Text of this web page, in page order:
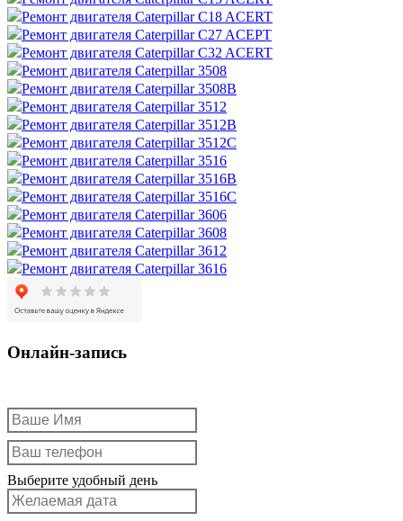
Ремонт двигателя Caterpillar C18 ACERT
Ремонт двигателя Caterpillar C27 ACEPT
Ремонт двигателя Caterpillar C32 ACERT
Ремонт двигателя Caterpillar 3508
Ремонт двигателя Caterpillar 3508B
Ремонт двигателя Caterpillar 3512
Ремонт двигателя Caterpillar 3512B
Ремонт двигателя Caterpillar 3512C
Ремонт двигателя Caterpillar 3516
Ремонт двигателя Caterpillar 3516B
Ремонт двигателя Caterpillar 3516C
Ремонт двигателя Caterpillar 3606
Ремонт двигателя Caterpillar 3608
Ремонт двигателя Caterpillar 3612
Ремонт двигателя Caterpillar 3616
Онлайн-запись
Выберите удобный день